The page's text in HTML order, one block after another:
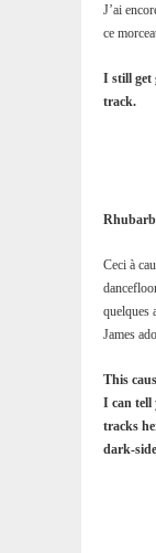
J’ai
ce
I still get
track.
Ceci à
quelques
James
This
I can tell
tracks
dark-